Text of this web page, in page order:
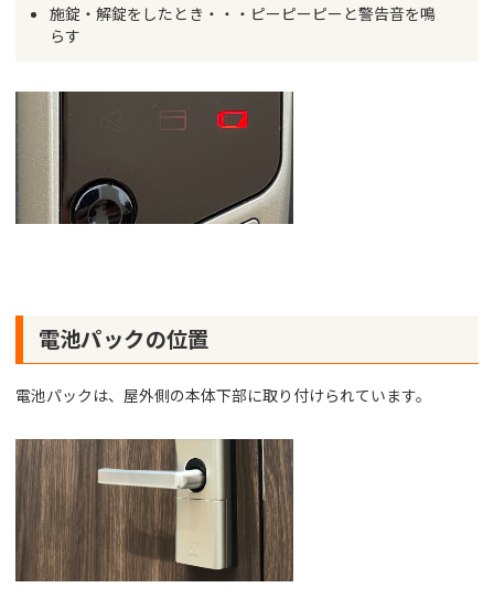
施錠・解錠をしたとき・・・ピーピーピーと警告音を鳴
らす
電池パックの位置
電池パックは、屋外側の本体下部に取り付けられています。